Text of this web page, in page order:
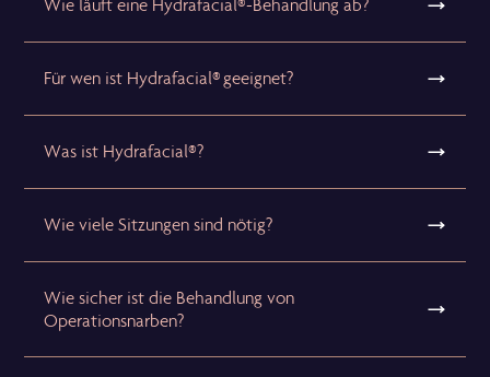
Wie läuft eine Hydrafacial®-Behandlung ab?
Für wen ist Hydrafacial® geeignet?
Was ist Hydrafacial®?
Wie viele Sitzungen sind nötig?
Wie sicher ist die Behandlung von
Operationsnarben?